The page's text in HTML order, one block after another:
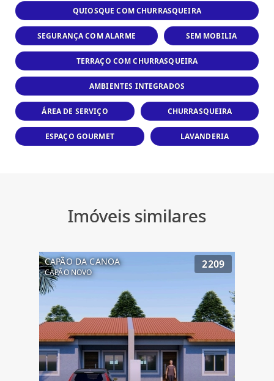
QUIOSQUE COM CHURRASQUEIRA
SEGURANÇA COM ALARME SEM MOBILIA
TERRAÇO COM CHURRASQUEIRA
AMBIENTES INTEGRADOS
ÁREA DE SERVIÇO CHURRASQUEIRA
ESPAÇO GOURMET LAVANDERIA
Imóveis similares
CAPÃO DA CANOA
CAPÃO NOVO
2209